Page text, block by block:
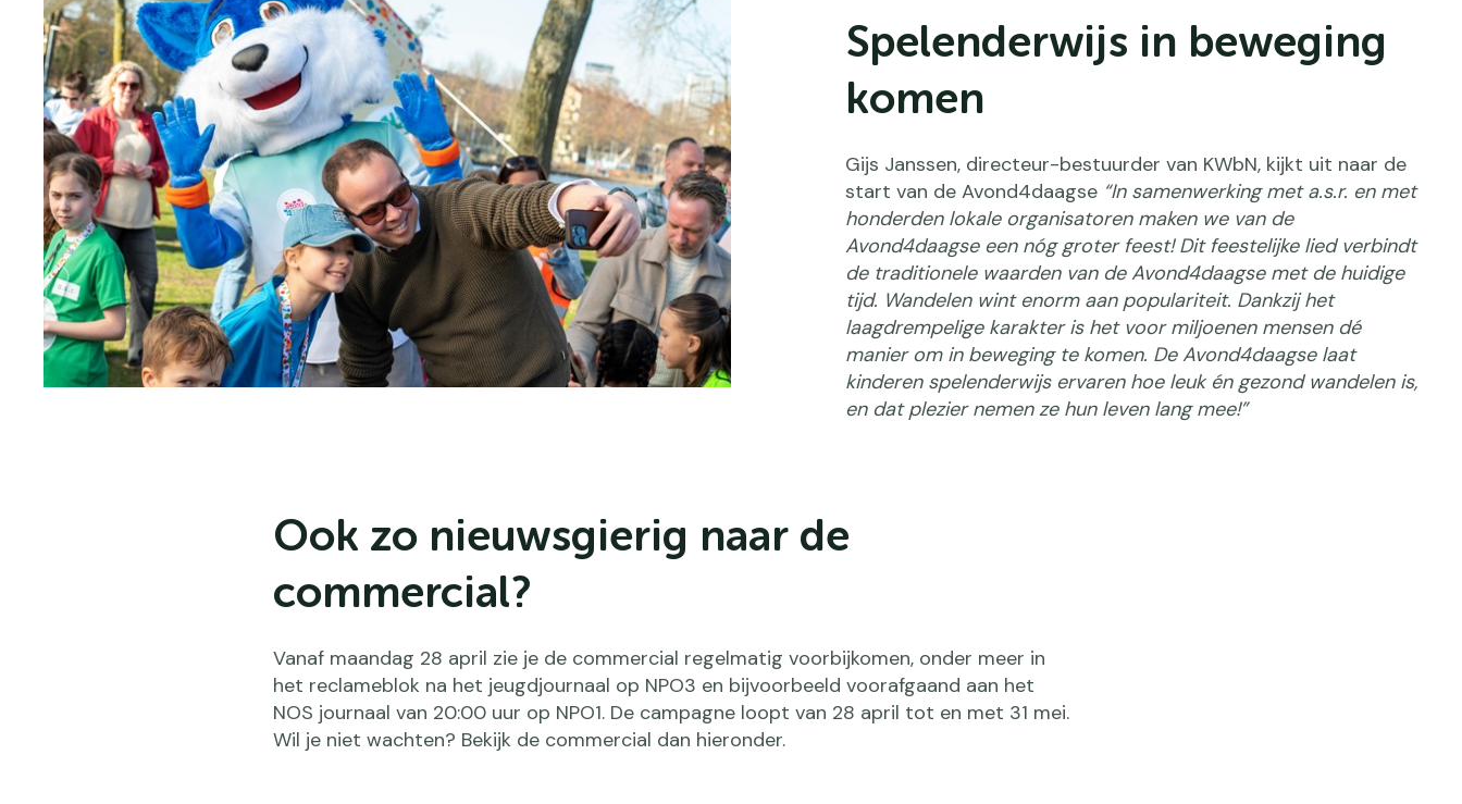
Spelenderwijs in beweging
komen
Gijs Janssen, directeur-bestuurder van KWbN, kijkt uit naar de
start van de Avond4daagse “In samenwerking met a.s.r. en met
honderden lokale organisatoren maken we van de
Avond4daagse een nóg groter feest! Dit feestelijke lied verbindt
de traditionele waarden van de Avond4daagse met de huidige
tijd. Wandelen wint enorm aan populariteit. Dankzij het
laagdrempelige karakter is het voor miljoenen mensen dé
manier om in beweging te komen. De Avond4daagse laat
kinderen spelenderwijs ervaren hoe leuk én gezond wandelen is,
en dat plezier nemen ze hun leven lang mee!”
Ook zo nieuwsgierig naar de
commercial?
Vanaf maandag 28 april zie je de commercial regelmatig voorbijkomen, onder meer in
het reclameblok na het jeugdjournaal op NPO3 en bijvoorbeeld voorafgaand aan het
NOS journaal van 20:00 uur op NPO1. De campagne loopt van 28 april tot en met 31 mei.
Wil je niet wachten? Bekijk de commercial dan hieronder.